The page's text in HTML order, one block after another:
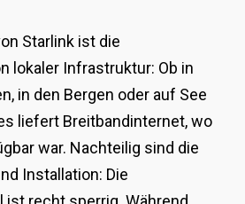
Starlink ist die
lokaler Infrastruktur: Ob in
in den Bergen oder auf See
liefert Breitbandinternet, wo
war. Nachteilig sind die
Installation: Die